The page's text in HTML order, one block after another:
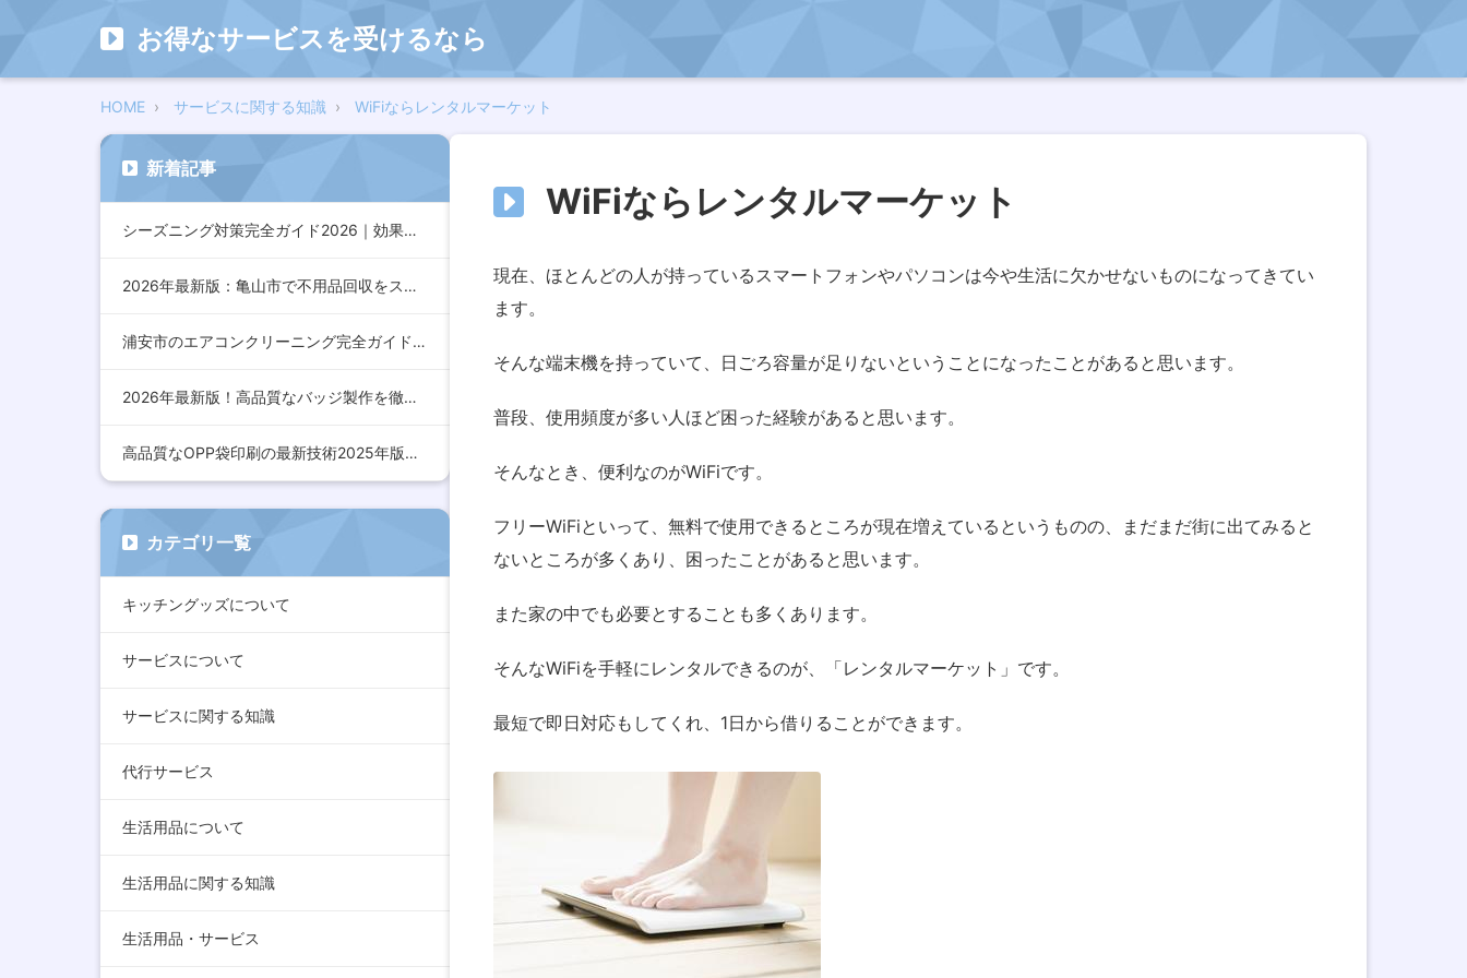
お得なサービスを受けるなら
HOME サービスに関する知識 WiFiならレンタルマーケット
WiFiならレンタルマーケット
現在、ほとんどの人が持っているスマートフォンやパソコンは今や生活に欠かせないものになってきてい
ます。
そんな端末機を持っていて、日ごろ容量が足りないということになったことがあると思います。
普段、使用頻度が多い人ほど困った経験があると思います。
そんなとき、便利なのがWiFiです。
フリーWiFiといって、無料で使用できるところが現在増えているというものの、まだまだ街に出てみると
ないところが多くあり、困ったことがあると思います。
また家の中でも必要とすることも多くあります。
そんなWiFiを手軽にレンタルできるのが、「レンタルマーケット」です。
最短で即日対応もしてくれ、1日から借りることができます。
新着記事
シーズニング対策完全ガイド2026｜効果的な方法とおすすめア…
2026年最新版：亀山市で不用品回収をスムーズに行うための完…
浦安市のエアコンクリーニング完全ガイド2026年版｜効果的な…
2026年最新版！高品質なバッジ製作を徹底解説：デザインから…
高品質なOPP袋印刷の最新技術2025年版：コスト削減とデザ…
カテゴリ一覧
キッチングッズについて
サービスについて
サービスに関する知識
代行サービス
生活用品について
生活用品に関する知識
生活用品・サービス